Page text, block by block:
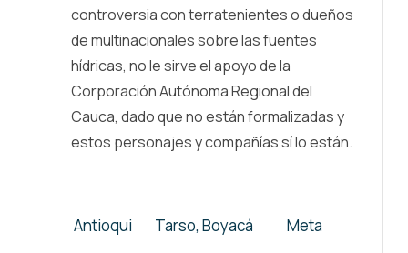
controversia con terratenientes o dueños
de multinacionales sobre las fuentes
hídricas, no le sirve el apoyo de la
Corporación Autónoma Regional del
Cauca, dado que no están formalizadas y
estos personajes y compañías sí lo están.
Antioqui Tarso, Boyacá Meta